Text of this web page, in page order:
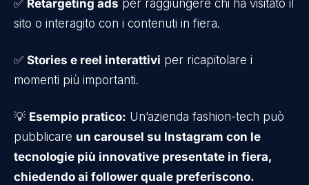
✅ Retargeting ads per raggiungere chi ha visitato il
sito o interagito con i contenuti in fiera.
✅ Stories e reel interattivi per ricapitolare i
momenti più importanti.
💡 Esempio pratico: Un’azienda fashion-tech può
pubblicare un carousel su Instagram con le
tecnologie più innovative presentate in fiera,
chiedendo ai follower quale preferiscono.